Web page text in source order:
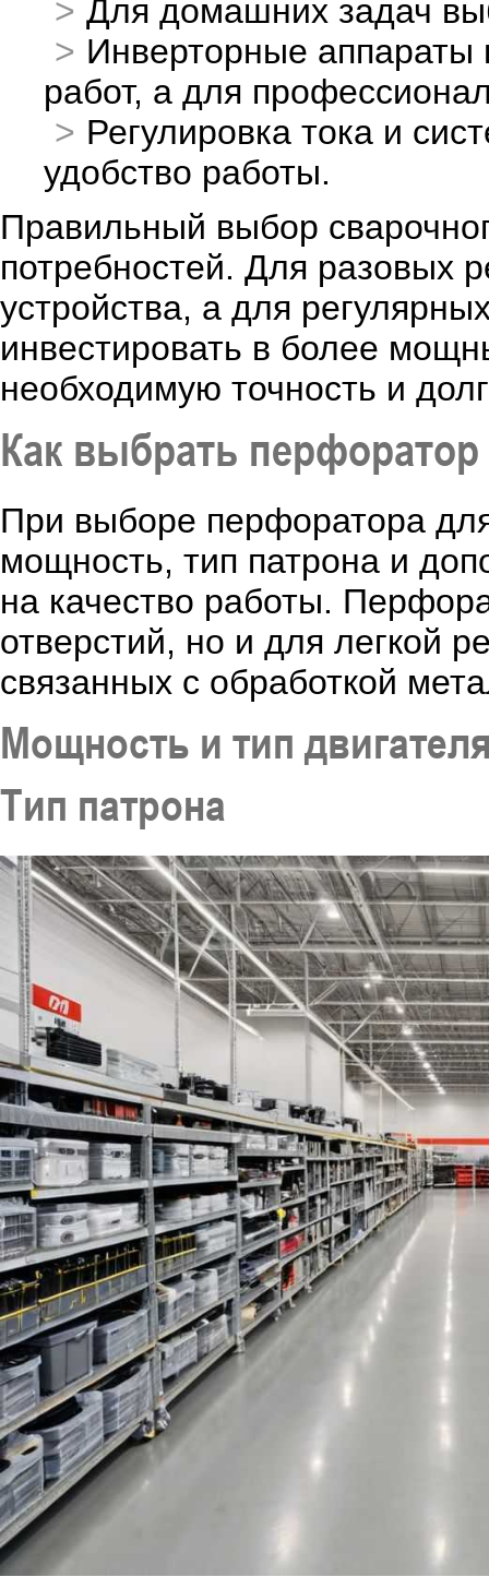
Для домашних задач
Инверторные аппараты
работ, а для
Регулировка тока и
удобство работы.
Правильный выбор
потребностей. Для разовых
устройства, а для
инвестировать в более
необходимую точность и
Как выбрать
При выборе перфоратора
мощность, тип патрона и
на качество работы.
отверстий, но и для легкой
связанных с обработкой
Мощность и тип
Тип патрона